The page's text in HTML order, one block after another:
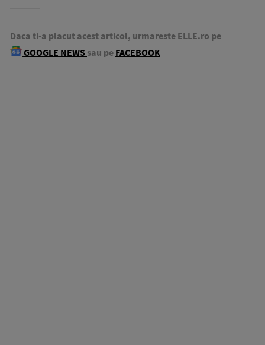
Daca ti-a placut acest articol, urmareste ELLE.ro pe
GOOGLE NEWS sau pe FACEBOOK